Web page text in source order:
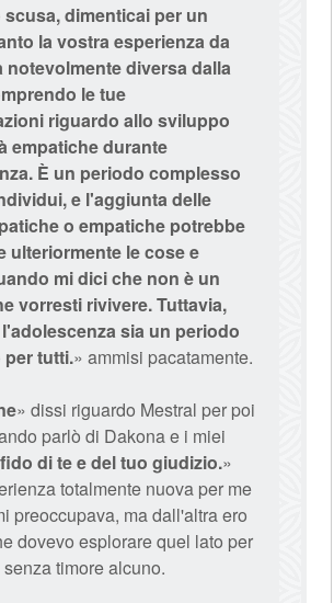
dimenticai per un
la vostra esperienza da
notevolmente diversa dalla
le tue
riguardo allo sviluppo
empatiche durante
È un periodo complesso
e l'aggiunta delle
o empatiche potrebbe
ulteriormente le cose e
mi dici che non è un
vorresti rivivere. Tuttavia,
sia un periodo
tutti.» ammisi pacatamente.
» dissi riguardo Mestral per poi
parlò di Dakona e i miei
di te e del tuo giudizio.»
totalmente nuova per me
preoccupava, ma dall'altra ero
dovevo esplorare quel lato per
timore alcuno.